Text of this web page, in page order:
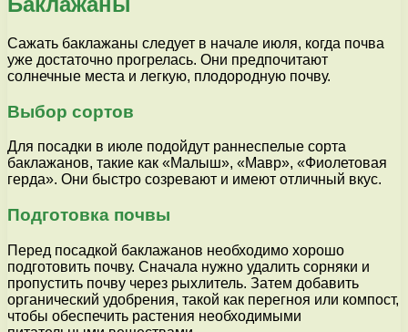
Сажать баклажаны следует в начале июля, когда почва
уже достаточно прогрелась. Они предпочитают
солнечные места и легкую, плодородную почву.
Выбор сортов
Для посадки в июле подойдут раннеспелые сорта
баклажанов, такие как «Малыш», «Мавр», «Фиолетовая
герда». Они быстро созревают и имеют отличный вкус.
Подготовка почвы
Перед посадкой баклажанов необходимо хорошо
подготовить почву. Сначала нужно удалить сорняки и
пропустить почву через рыхлитель. Затем добавить
органический удобрения, такой как перегноя или компост,
чтобы обеспечить растения необходимыми